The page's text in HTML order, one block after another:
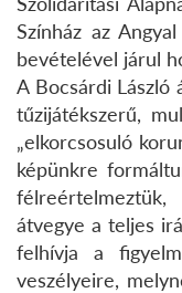
Színház az
bevételével járul
A Bocsárdi László
tűzijátékszerű,
„elkorcsosuló
képünkre
átvegye a teljes
felhívja a
veszélyeire,